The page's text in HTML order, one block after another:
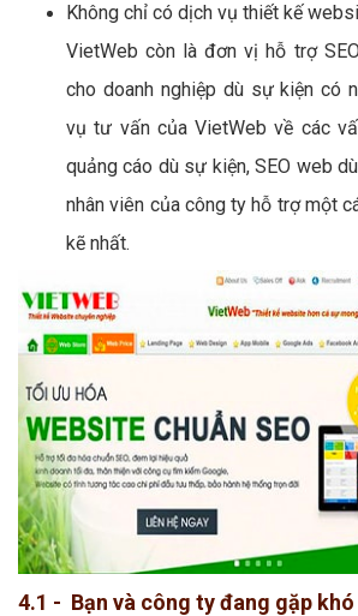
Không chỉ có dịch vụ thiết kế
VietWeb còn là đơn vị hỗ trợ
cho doanh nghiệp dù sự kiện có
vụ tư vấn của VietWeb về các
quảng cáo dù sự kiện, SEO web
nhân viên của công ty hỗ trợ một
kẽ nhất.
4.1 - Bạn và công ty đang gặp